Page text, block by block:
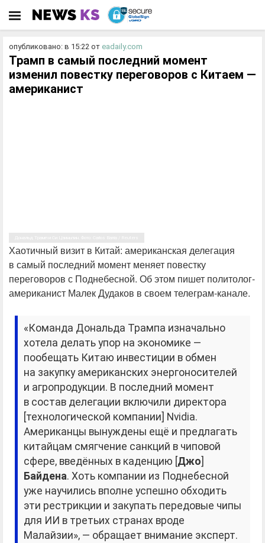
опубликовано: в 15:22 от eadaily.com
Трамп в самый последний момент
изменил повестку переговоров с Китаем —
американист
Хаотичный визит в Китай: американская делегация
в самый последний момент меняет повестку
переговоров с Поднебесной. Об этом пишет политолог-
американист Малек Дудаков в своем телеграм-канале.
«Команда Дональда Трампа изначально
хотела делать упор на экономике —
пообещать Китаю инвестиции в обмен
на закупку американских энергоносителей
и агропродукции. В последний момент
в состав делегации включили директора
[технологической компании] Nvidia.
Американцы вынуждены ещё и предлагать
китайцам смягчение санкций в чиповой
сфере, введённых в каденцию [ Джо
Байдена. Хоть компании из Поднебесной
уже научились вполне успешно обходить
эти рестрикции и закупать передовые чипы
для ИИ в третьих странах вроде
Малайзии», — обращает внимание эксперт.